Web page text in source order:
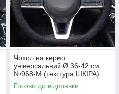
Чохол на кермо
універсальний Ø 36-42 см
№968-M (текстура ШКІРА)
силіконовий/чорний/ширина
85мм
Готово до відправки